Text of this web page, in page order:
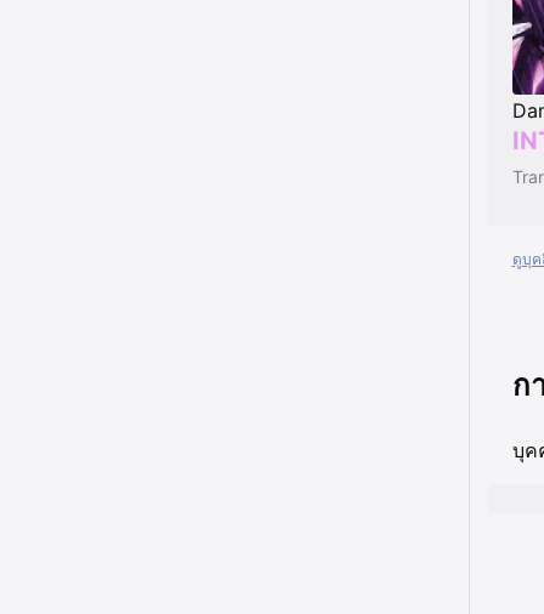
ดูบุค
ก
บุค